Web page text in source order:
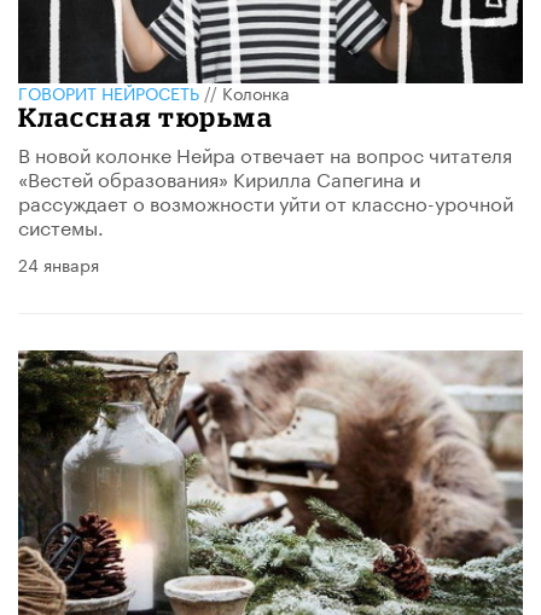
ГОВОРИТ НЕЙРОСЕТЬ//Колонка
Классная тюрьма
В новой колонке Нейра отвечает на вопрос читателя
«Вестей образования» Кирилла Сапегина и
рассуждает о возможности уйти от классно-урочной
системы.
24 января